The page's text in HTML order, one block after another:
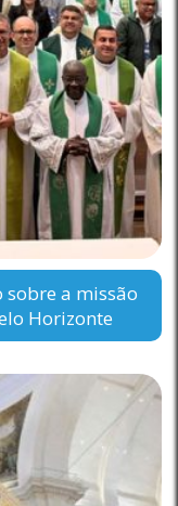
sobre a missão
Horizonte